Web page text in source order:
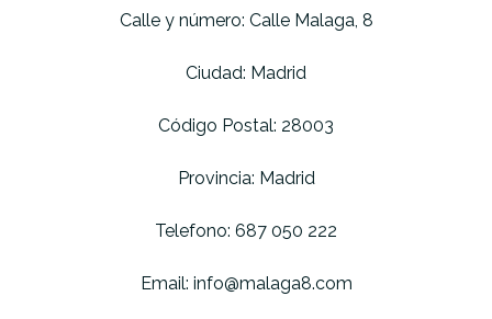
Calle y número: Calle Malaga, 8
Ciudad: Madrid
Código Postal: 28003
Provincia: Madrid
Telefono: 687 050 222
Email: info@malaga8.com